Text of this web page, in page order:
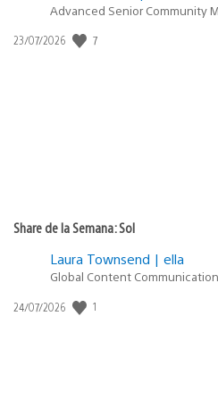
Advanced Senior Community
Fecha
23/07/2026 7
Share de la Semana: Sol
Laura Townsend | ella
Global Content
Fecha
24/07/2026 1